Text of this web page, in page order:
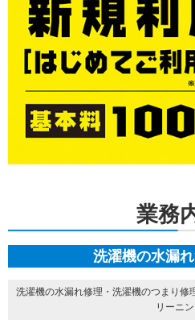
業務
洗濯機の水漏
洗濯機の水漏れ修理・洗濯機のつまり修
リーニ